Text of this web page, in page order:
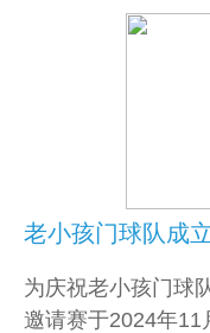
为庆祝老小孩门球
邀请赛于2024年11